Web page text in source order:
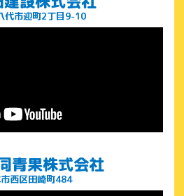
代市迎町2丁目9-10
青果株式会社
西区田崎町484